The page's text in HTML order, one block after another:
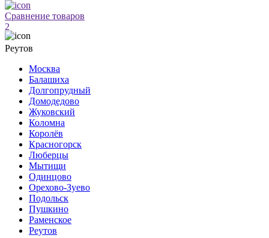
Сравнение товаров
2
Реутов
Москва
Балашиха
Долгопрудный
Домодедово
Жуковский
Коломна
Королёв
Красногорск
Люберцы
Мытищи
Одинцово
Орехово-Зуево
Подольск
Пушкино
Раменское
Реутов